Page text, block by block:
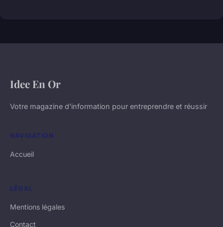
Idee En Or
Votre magazine d'information pour entreprendre et réussir
NAVIGATION
Accueil
LÉGAL
Mentions légales
Contact